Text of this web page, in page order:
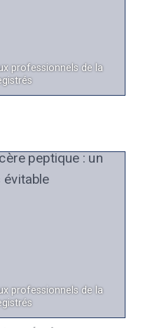
professionnels de la
professionnels de la